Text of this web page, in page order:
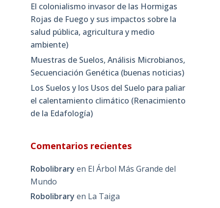
El colonialismo invasor de las Hormigas
Rojas de Fuego y sus impactos sobre la
salud pública, agricultura y medio
ambiente)
Muestras de Suelos, Análisis Microbianos,
Secuenciación Genética (buenas noticias)
Los Suelos y los Usos del Suelo para paliar
el calentamiento climático (Renacimiento
de la Edafología)
Comentarios recientes
Robolibrary en El Árbol Más Grande del
Mundo
Robolibrary en La Taiga